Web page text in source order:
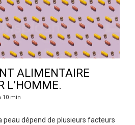
ALIMENTAIRE
L’HOMME.
10 min
peau dépend de plusieurs facteurs